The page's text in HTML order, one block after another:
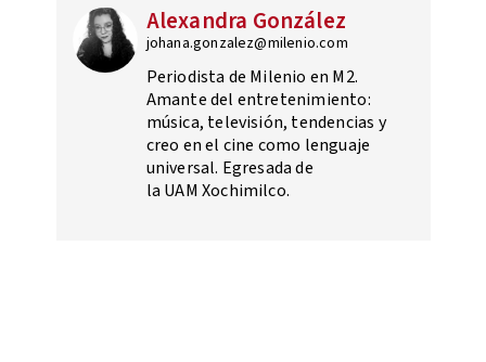
Alexandra González
johana.gonzalez@milenio.com
Periodista de Milenio en M2.
Amante del entretenimiento:
música, televisión, tendencias y
creo en el cine como lenguaje
universal. Egresada de
la UAM Xochimilco.